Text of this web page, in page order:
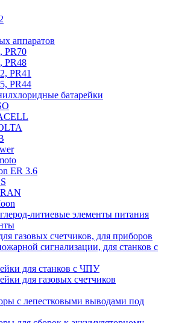
аппаратов
PR70
PR48
PR41
PR44
батарейки
ER 3.6
литиевые элементы питания
газовых счетчиков, для приборов
сигнализации, для станков с
для станков с ЧПУ
для газовых счетчиков
с лепестковыми выводами под